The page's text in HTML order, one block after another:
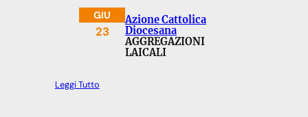
GIU
23
Azione Cattolica
Diocesana
AGGREGAZIONI
LAICALI
Leggi Tutto